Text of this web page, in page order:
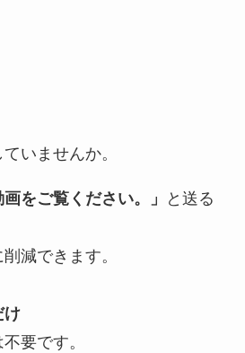
いませんか。
をご覧ください。」
と送る
減できます。
け
要です。